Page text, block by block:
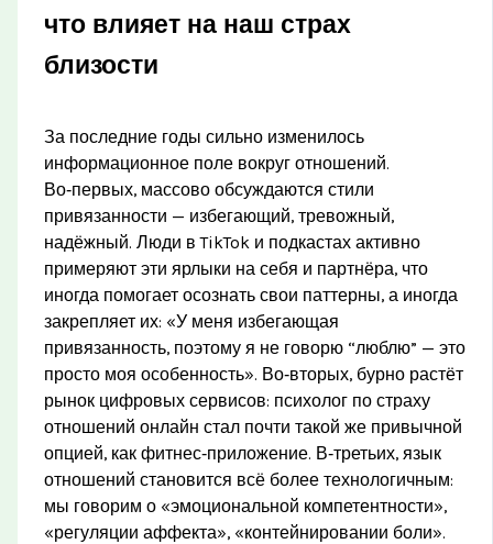
что влияет на наш страх
близости
За последние годы сильно изменилось
информационное поле вокруг отношений.
Во‑первых, массово обсуждаются стили
привязанности — избегающий, тревожный,
надёжный. Люди в TikTok и подкастах активно
примеряют эти ярлыки на себя и партнёра, что
иногда помогает осознать свои паттерны, а иногда
закрепляет их: «У меня избегающая
привязанность, поэтому я не говорю “люблю” — это
просто моя особенность». Во‑вторых, бурно растёт
рынок цифровых сервисов: психолог по страху
отношений онлайн стал почти такой же привычной
опцией, как фитнес‑приложение. В‑третьих, язык
отношений становится всё более технологичным:
мы говорим о «эмоциональной компетентности»,
«регуляции аффекта», «контейнировании боли».